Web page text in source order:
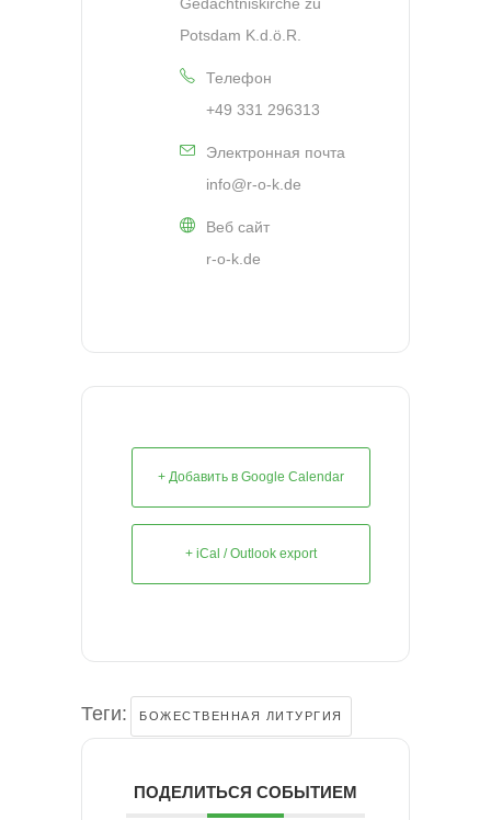
Potsdam K.d.ö.R.
Телефон
+49 331 296313
Электронная почта
info@r-o-k.de
Веб сайт
r-o-k.de
+ Добавить в Google Calendar
+ iCal / Outlook export
Теги: БОЖЕСТВЕННАЯ ЛИТУРГИЯ
ПОДЕЛИТЬСЯ СОБЫТИЕМ